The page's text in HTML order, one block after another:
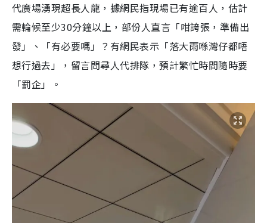
代廣場湧現超長人龍，據網民指現場已有逾百人，估計
需輪候至少30分鐘以上，部份人直言「咁誇張，準備出
發」、「有必要嗎」？有網民表示「落大雨喺灣仔都唔
想行過去」，留言問尋人代排隊，預計繁忙時間隨時要
「罰企」。